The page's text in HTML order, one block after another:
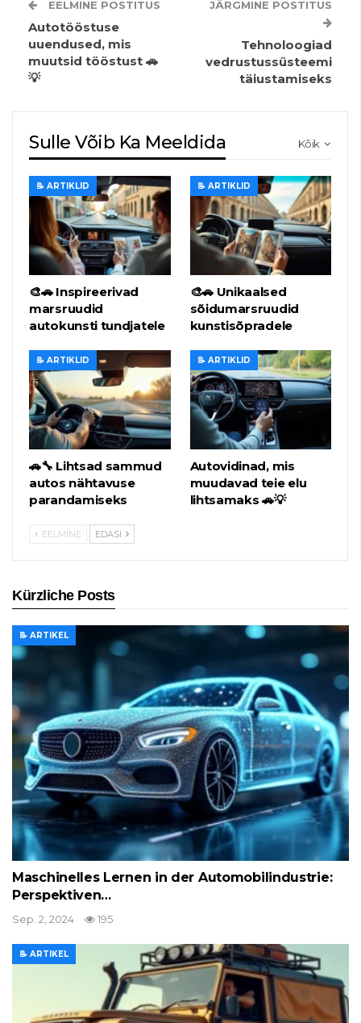
EELMINE POSTITUS
Autotööstuse
uuendused, mis
muutsid tööstust 🚗
💡
JÄRGMINE POSTITUS
Tehnoloogiad
vedrustussüsteemi
täiustamiseks
Kõik
Sulle Võib Ka Meeldida
📝 ARTIKLID
🎨🚗 Inspireerivad
marsruudid
autokunsti tundjatele
📝 ARTIKLID
🎨🚗 Unikaalsed
sõidumarsruudid
kunstisõpradele
📝 ARTIKLID
🚗🔧 Lihtsad sammud
autos nähtavuse
parandamiseks
📝 ARTIKLID
Autovidinad, mis
muudavad teie elu
lihtsamaks 🚗💡
EELMINE EDASI
Kürzliche Posts
📝 ARTIKEL
Maschinelles Lernen in der Automobilindustrie:
Perspektiven…
Sep. 2, 2024 195
📝 ARTIKEL